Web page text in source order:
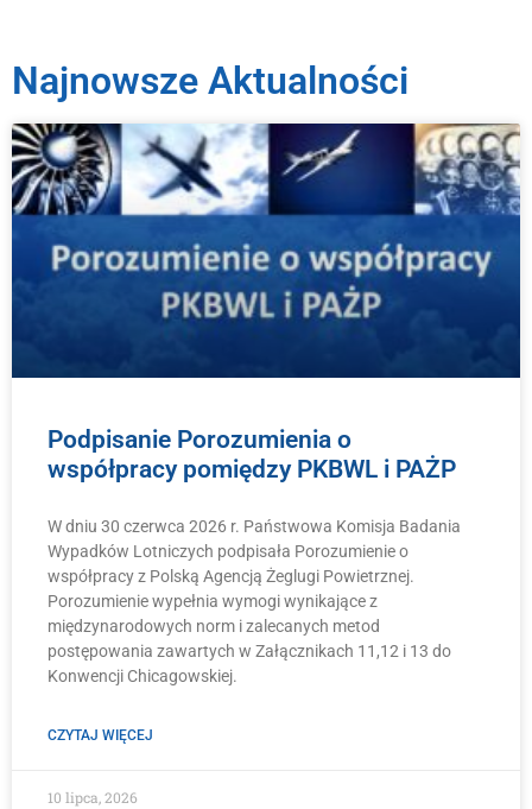
Najnowsze Aktualności
Podpisanie Porozumienia o
współpracy pomiędzy PKBWL i PAŻP
W dniu 30 czerwca 2026 r. Państwowa Komisja Badania
Wypadków Lotniczych podpisała Porozumienie o
współpracy z Polską Agencją Żeglugi Powietrznej.
Porozumienie wypełnia wymogi wynikające z
międzynarodowych norm i zalecanych metod
postępowania zawartych w Załącznikach 11,12 i 13 do
Konwencji Chicagowskiej.
CZYTAJ WIĘCEJ
10 lipca, 2026